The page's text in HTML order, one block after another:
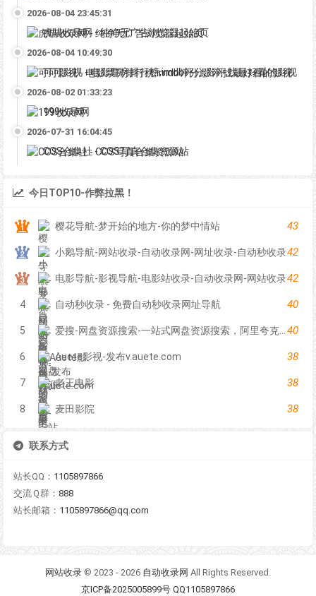
2026-08-04 23:45:31
虎喵收录网 - 纯净无广告浏览器起始页
2026-08-04 10:49:30
可可影视 - 电影票房排行榜,imdb评分,影评,找最好看的影视
2026-08-02 01:33:23
199收录网
2026-07-31 16:04:45
COS合集社 - COS写真合集资源站
今日TOP10-作弊拉黑！
樱花导航-梦开始的地方-你的梦中情站 43
小鹅导航-网站收录-自动收录网-网址收录-自动秒收录42
电影导航-影视导航-电影站收录-自动收录网-网站收录42
4 自动秒收录 - 免费自动秒收录网址导航 40
5 爱搜-网盘资源搜索-一站式网盘资源搜索，阿里夸克百度迅雷UC全聚合40
6 Auete影视-发布v.auete.com 38
7 老王电影 38
8 麦田影院 38
联系方式
站长QQ： 1105897866
交流Ｑ群： 888
站长邮箱： 1105897866@qq.com
网站收录 © 2023 - 2026 自动收录网 All Rights Reserved.
京ICP备2025005899号 QQ1105897866